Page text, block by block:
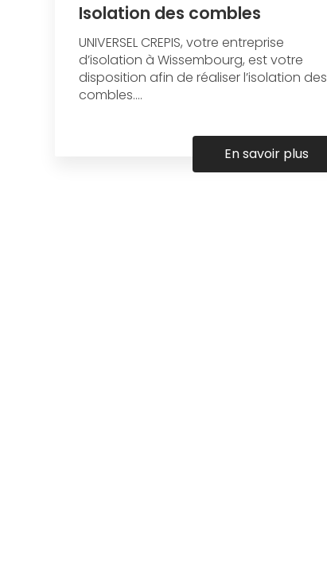
Isolation des combles
UNIVERSEL CREPIS, votre entreprise
d’isolation à Wissembourg, est votre
disposition afin de réaliser l’isolation des
combles....
En savoir plus